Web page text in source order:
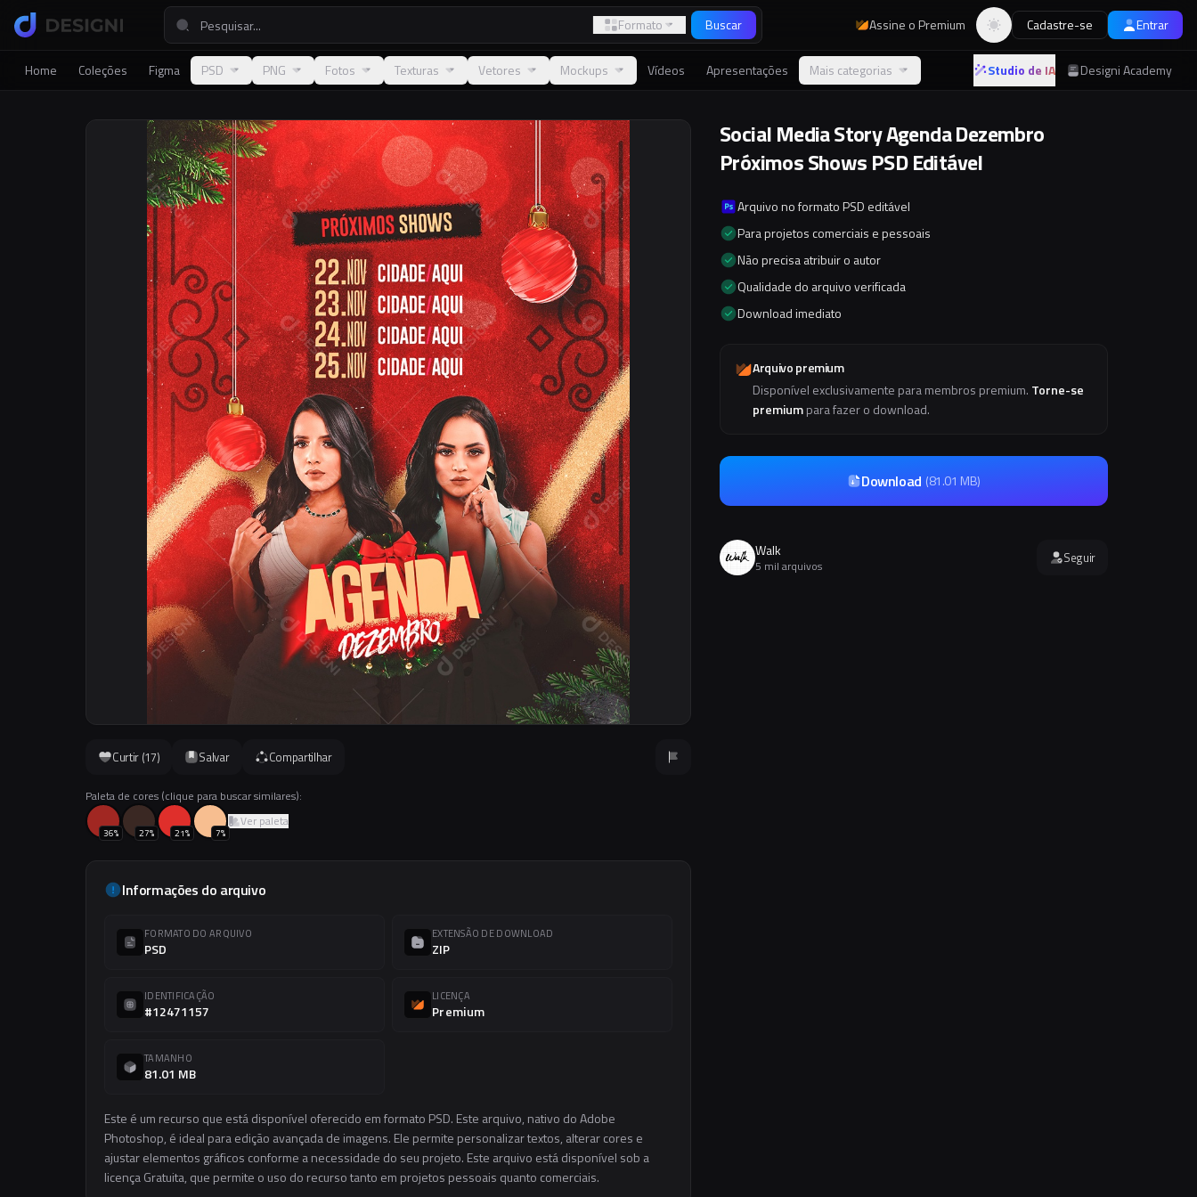
Formato Buscar Assine o Premium Alternar tema
Cadastre-se Entrar
Home Coleções Figma PSD PNG Fotos Texturas Vetores Mockups Vídeos Apresentações Mais categorias Studio de IA Designi Academy
Curtir (17) Salvar Compartilhar
Paleta de cores (clique para buscar similares):
36% 27% 21% 7%
Ver paleta
Informações do arquivo
FORMATO DO ARQUIVO
PSD
EXTENSÃO DE DOWNLOAD
ZIP
IDENTIFICAÇÃO
#12471157
LICENÇA
Premium
TAMANHO
81.01 MB
Este é um recurso que está disponível oferecido em formato PSD. Este arquivo, nativo do Adobe
Photoshop, é ideal para edição avançada de imagens. Ele permite personalizar textos, alterar cores e
ajustar elementos gráficos conforme a necessidade do seu projeto. Este arquivo está disponível sob a
licença Gratuita, que permite o uso do recurso tanto em projetos pessoais quanto comerciais.
Social Media Story Agenda Dezembro
Próximos Shows PSD Editável
Arquivo no formato PSD editável
Para projetos comerciais e pessoais
Não precisa atribuir o autor
Qualidade do arquivo verificada
Download imediato
Arquivo premium
Disponível exclusivamente para membros premium. Torne-se
premiumpara fazer o download.
Download (81.01 MB)
Walk
5 mil arquivos Seguir